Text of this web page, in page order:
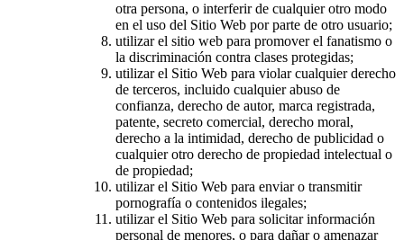
otra persona, o interferir de cualquier otro modo
en el uso del Sitio Web por parte de otro usuario;
utilizar el sitio web para promover el fanatismo o
la discriminación contra clases protegidas;
utilizar el Sitio Web para violar cualquier derecho
de terceros, incluido cualquier abuso de
confianza, derecho de autor, marca registrada,
patente, secreto comercial, derecho moral,
derecho a la intimidad, derecho de publicidad o
cualquier otro derecho de propiedad intelectual o
de propiedad;
utilizar el Sitio Web para enviar o transmitir
pornografía o contenidos ilegales;
utilizar el Sitio Web para solicitar información
personal de menores, o para dañar o amenazar